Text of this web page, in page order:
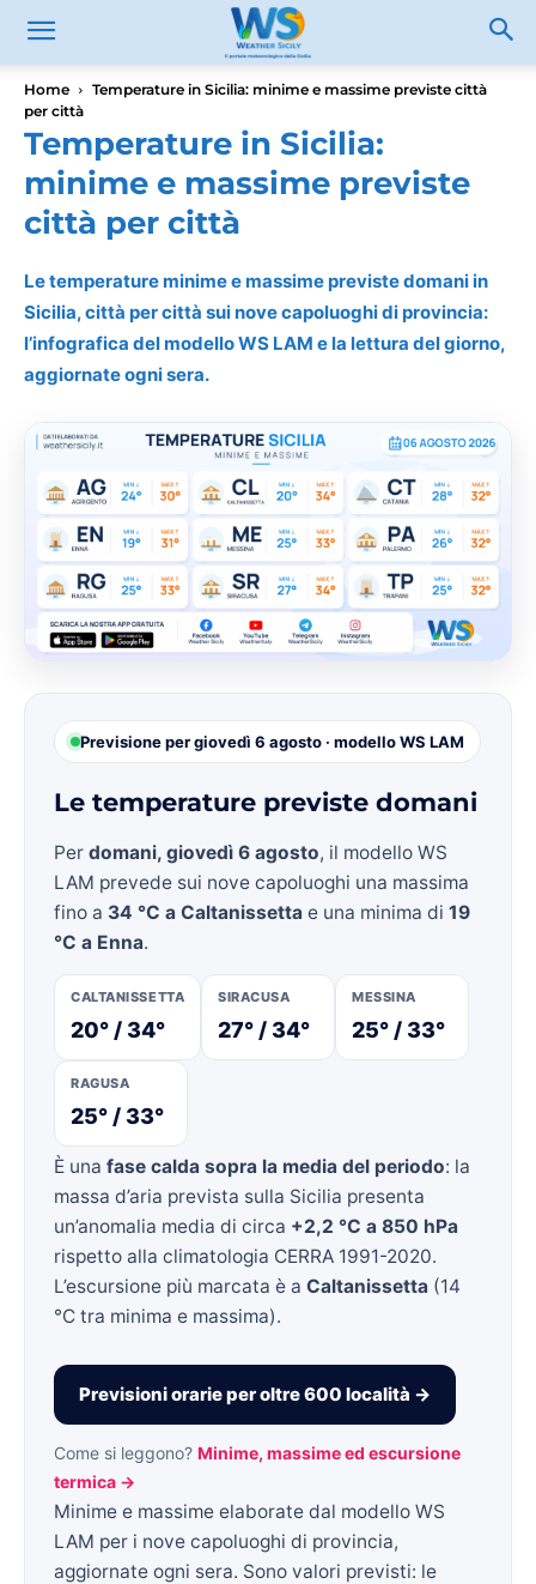
Home
Temperature in Sicilia: minime e massime previste città
per città
Temperature in Sicilia:
minime e massime previste
città per città
Le temperature minime e massime previste domani in
Sicilia, città per città sui nove capoluoghi di provincia:
l’infografica del modello WS LAM e la lettura del giorno,
aggiornate ogni sera.
Previsione per giovedì 6 agosto · modello WS LAM
Le temperature previste domani
Per domani, giovedì 6 agosto, il modello WS
LAM prevede sui nove capoluoghi una massima
fino a 34 °C a Caltanissetta e una minima di 19
°C a Enna.
CALTANISSETTA
20° / 34°
SIRACUSA
27° / 34°
MESSINA
25° / 33°
RAGUSA
25° / 33°
È una fase calda sopra la media del periodo: la
massa d’aria prevista sulla Sicilia presenta
un’anomalia media di circa +2,2 °C a 850 hPa
rispetto alla climatologia CERRA 1991-2020.
L’escursione più marcata è a Caltanissetta (14
°C tra minima e massima).
Previsioni orarie per oltre 600 località →
Come si leggono? Minime, massime ed escursione
termica →
Minime e massime elaborate dal modello WS
LAM per i nove capoluoghi di provincia,
aggiornate ogni sera. Sono valori previsti: le